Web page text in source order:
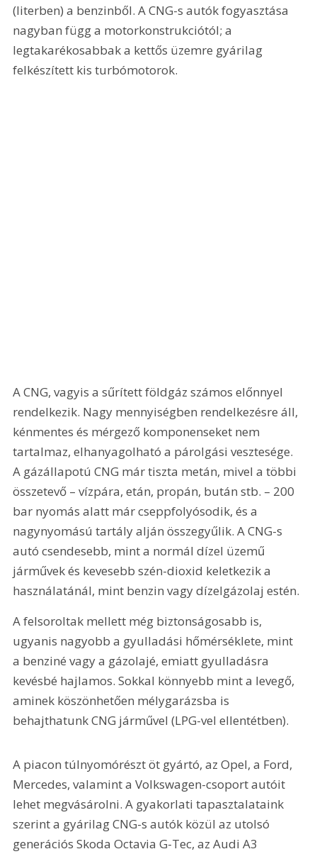
(literben) a benzinből. A CNG-s autók fogyasztása
nagyban függ a motorkonstrukciótól; a
legtakarékosabbak a kettős üzemre gyárilag
felkészített kis turbómotorok.
A CNG, vagyis a sűrített földgáz számos előnnyel
rendelkezik. Nagy mennyiségben rendelkezésre áll,
kénmentes és mérgező komponenseket nem
tartalmaz, elhanyagolható a párolgási vesztesége.
A gázállapotú CNG már tiszta metán, mivel a többi
összetevő – vízpára, etán, propán, bután stb. – 200
bar nyomás alatt már cseppfolyósodik, és a
nagynyomású tartály alján összegyűlik. A CNG-s
autó csendesebb, mint a normál dízel üzemű
járművek és kevesebb szén-dioxid keletkezik a
használatánál, mint benzin vagy dízelgázolaj estén.
A felsoroltak mellett még biztonságosabb is,
ugyanis nagyobb a gyulladási hőmérséklete, mint
a benziné vagy a gázolajé, emiatt gyulladásra
kevésbé hajlamos. Sokkal könnyebb mint a levegő,
aminek köszönhetően mélygarázsba is
behajthatunk CNG járművel (LPG-vel ellentétben).
A piacon túlnyomórészt öt gyártó, az Opel, a Ford,
Mercedes, valamint a Volkswagen-csoport autóit
lehet megvásárolni. A gyakorlati tapasztalataink
szerint a gyárilag CNG-s autók közül az utolsó
generációs Skoda Octavia G-Tec, az Audi A3